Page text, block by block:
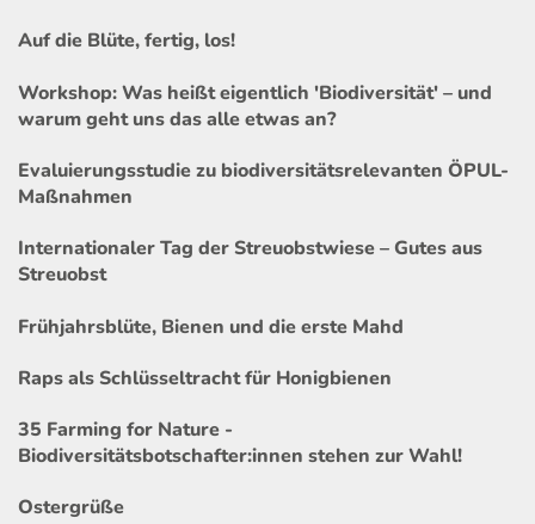
Auf die Blüte, fertig, los!
Workshop: Was heißt eigentlich 'Biodiversität' – und
warum geht uns das alle etwas an?
Evaluierungsstudie zu biodiversitätsrelevanten ÖPUL-
Maßnahmen
Internationaler Tag der Streuobstwiese – Gutes aus
Streuobst
Frühjahrsblüte, Bienen und die erste Mahd
Raps als Schlüsseltracht für Honigbienen
35 Farming for Nature -
Biodiversitätsbotschafter:innen stehen zur Wahl!
Ostergrüße